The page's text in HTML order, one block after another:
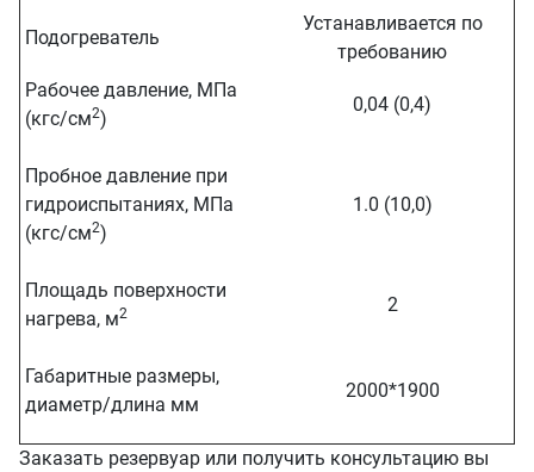
Подогреватель
Устанавливается по
требованию
Рабочее давление, МПа
(кгс/см2)
0,04 (0,4)
Пробное давление при
гидроиспытаниях, МПа
(кгс/см2)
1.0 (10,0)
Площадь поверхности
нагрева, м2 2
Габаритные размеры,
диаметр/длина мм
2000*1900
Заказать резервуар или получить консультацию вы